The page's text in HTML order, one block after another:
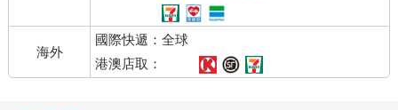
海外
國際快遞：全球
港澳店取：